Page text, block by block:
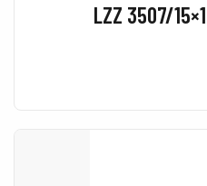
LZZ 3507/